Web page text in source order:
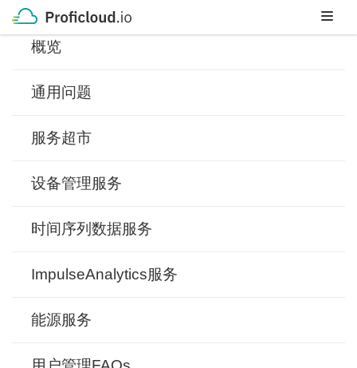
Skip
to
content
概览
通用问题
服务超市
设备管理服务
时间序列数据服务
ImpulseAnalytics服务
能源服务